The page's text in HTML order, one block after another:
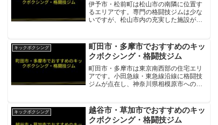
伊予市・松前町は松山市の南隣に位置す
るエリアです。専門の格闘技ジムは少な
いですが、松山市内の充実した施設が通
市・松前町から車約15〜20分のMMA・キ
ック...
キックボクシング
町田市・多摩市でおすすめのキッ
クボクシング・格闘技ジム
町田市・多摩市は東京南西部の住宅エリ
アです。小田急線・東急線沿線に格闘技
ジムが点在し、神奈川県相模原市へのア
きる八王子の本格格闘技ジム項目内容所
在地／最寄駅八王子市明神...
キックボクシング
越谷市・草加市でおすすめのキッ
クボクシング・格闘技ジム